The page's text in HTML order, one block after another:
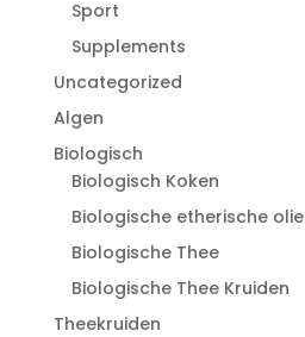
Sport
Supplements
Uncategorized
Algen
Biologisch
Biologisch Koken
Biologische etherische olie
Biologische Thee
Biologische Thee Kruiden
Theekruiden